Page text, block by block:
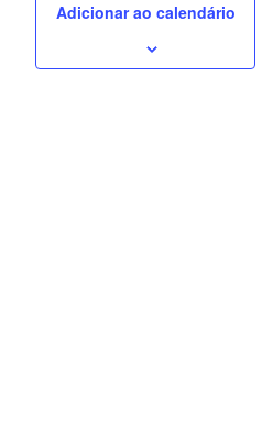
Adicionar ao calendário